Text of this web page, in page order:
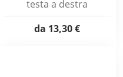
testa a destra
da 13,30 €